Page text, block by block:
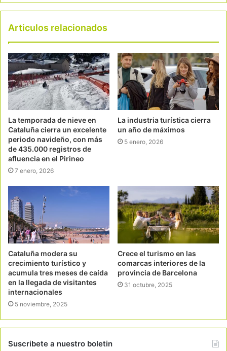
Articulos relacionados
La temporada de nieve en
Cataluña cierra un excelente
periodo navideño, con más
de 435.000 registros de
afluencia en el Pirineo
7 enero, 2026
La industria turística cierra
un año de máximos
5 enero, 2026
Cataluña modera su
crecimiento turístico y
acumula tres meses de caída
en la llegada de visitantes
internacionales
5 noviembre, 2025
Crece el turismo en las
comarcas interiores de la
provincia de Barcelona
31 octubre, 2025
Suscribete a nuestro boletin